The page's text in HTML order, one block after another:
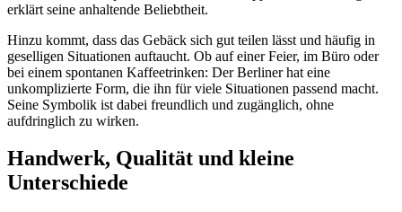
erklärt seine anhaltende Beliebtheit.
Hinzu kommt, dass das Gebäck sich gut teilen lässt und häufig in
geselligen Situationen auftaucht. Ob auf einer Feier, im Büro oder
bei einem spontanen Kaffeetrinken: Der Berliner hat eine
unkomplizierte Form, die ihn für viele Situationen passend macht.
Seine Symbolik ist dabei freundlich und zugänglich, ohne
aufdringlich zu wirken.
Handwerk, Qualität und kleine
Unterschiede